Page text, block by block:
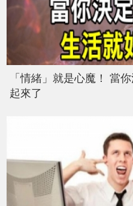
「情緒」就是心魔！ 當
起來了